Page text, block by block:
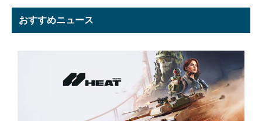
おすすめニュース